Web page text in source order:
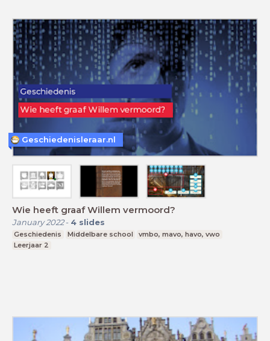
Wie heeft graaf Willem vermoord?
January 2022- 4 slides
Geschiedenis Middelbare school
vmbo, mavo, havo, vwo
Leerjaar 2
Geschiedenisleraar.nl